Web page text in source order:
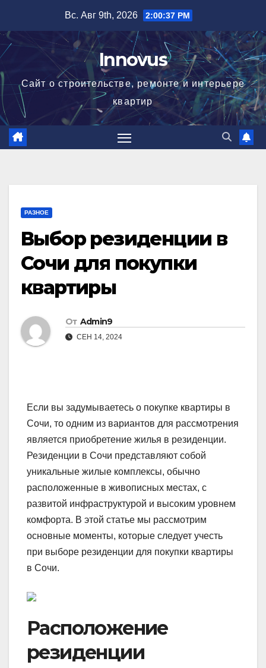
содержимому
Вс. Авг 9th, 2026 2:00:37 PM
Innovus
Сайт о строительстве, ремонте и интерьере
квартир
РАЗНОЕ
Выбор резиденции в
Сочи для покупки
квартиры
От Admin9
СЕН 14, 2024
Если вы задумываетесь о покупке квартиры в
Сочи, то одним из вариантов для рассмотрения
является приобретение жилья в резиденции.
Резиденции в Сочи представляют собой
уникальные жилые комплексы, обычно
расположенные в живописных местах, с
развитой инфраструктурой и высоким уровнем
комфорта. В этой статье мы рассмотрим
основные моменты, которые следует учесть
при выборе резиденции для покупки квартиры
в Сочи.
Расположение
резиденции